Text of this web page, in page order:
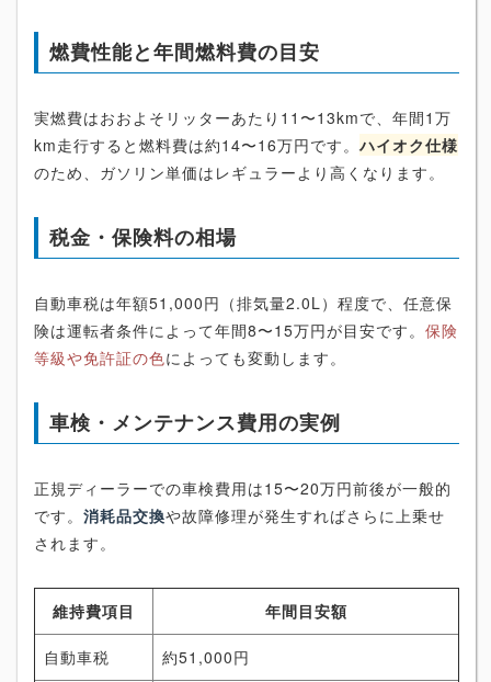
燃費性能と年間燃料費の目安
実燃費はおおよそリッターあたり11〜13kmで、年間1万
km走行すると燃料費は約14〜16万円です。ハイオク仕様
のため、ガソリン単価はレギュラーより高くなります。
税金・保険料の相場
自動車税は年額51,000円（排気量2.0L）程度で、任意保
険は運転者条件によって年間8〜15万円が目安です。 保険
等級や免許証の色によっても変動します。
車検・メンテナンス費用の実例
正規ディーラーでの車検費用は15〜20万円前後が一般的
です。 消耗品交換や故障修理が発生すればさらに上乗せ
されます。
維持費項目 年間目安額
自動車税 約51,000円